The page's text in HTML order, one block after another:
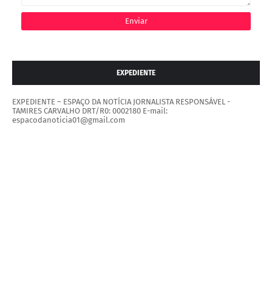
EXPEDIENTE
EXPEDIENTE – ESPAÇO DA NOTÍCIA JORNALISTA RESPONSÁVEL -
TAMIRES CARVALHO DRT/R0: 0002180 E-mail:
espacodanoticia01@gmail.com